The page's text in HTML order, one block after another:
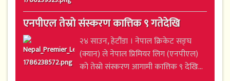
एनपीएल तेस्रो संस्करण कात्तिक ९ गतेदेखि
२४ साउन, हेटौंडा । नेपाल क्रिकेट सङ्घ
(क्यान) ले नेपाल प्रिमियर लिग (एनपीएल)
को तेस्रो संस्करण आगामी कात्तिक ९ देखि...